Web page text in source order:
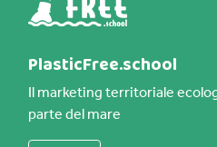
PlasticFree.school
Il marketing territoriale
parte del mare